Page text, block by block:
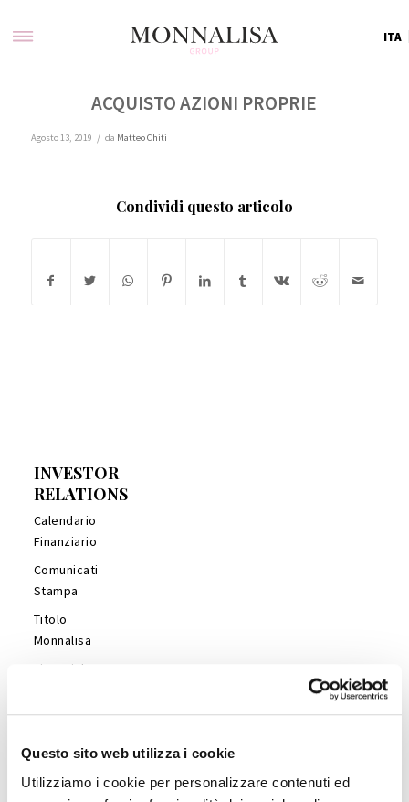
Questo sito web utilizza i cookie
Utilizziamo i cookie per personalizzare contenuti ed
ITA
ACQUISTO AZIONI PROPRIE
Agosto 13, 2019 / da Matteo Chiti
Condividi questo articolo
INVESTOR
RELATIONS
Calendario
Finanziario
Comunicati
Stampa
Titolo
Monnalisa
Financial
Management
Analisti